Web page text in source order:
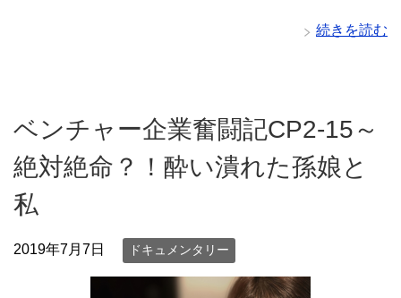
続きを読む
ベンチャー企業奮闘記CP2-15～
絶対絶命？！酔い潰れた孫娘と
私
2019年7月7日 ドキュメンタリー